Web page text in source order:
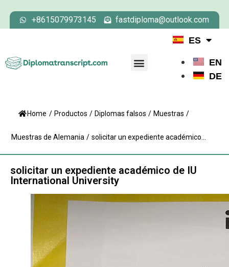
+8615079973145 fastdiploma@outlook.com
ES
EN
DE
Home / Productos / Diplomas falsos / Muestras /
Muestras de Alemania / solicitar un expediente académico...
solicitar un expediente académico de IU
International University